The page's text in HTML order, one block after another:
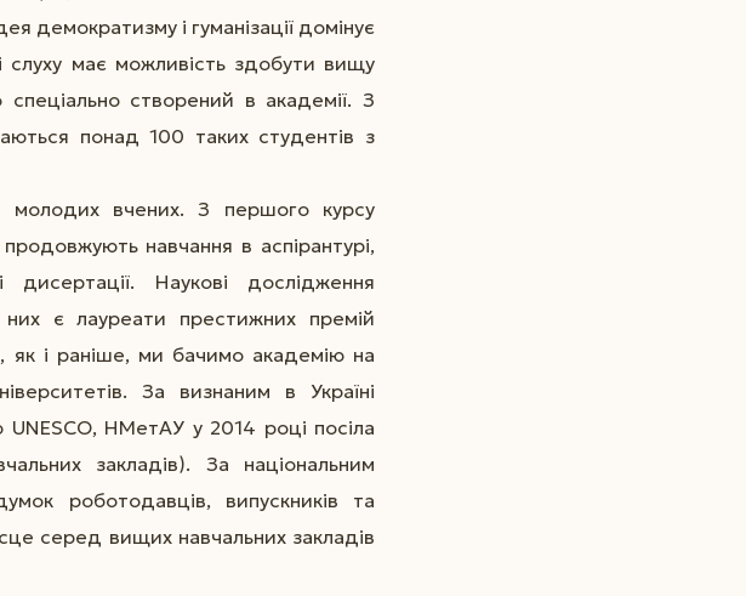
демократизму і гуманізації домінує
слуху має можливість здобути вищу
спеціально створений в академії. З
понад 100 таких студентів з
молодих вчених. З першого курсу
навчання в аспірантурі,
Наукові дослідження
є лауреати престижних премій
як і раніше, ми бачимо академію на
За визнаним в Україні
НМетАУ у 2014 році посіла
закладів). За національним
роботодавців, випускників та
серед вищих навчальних закладів